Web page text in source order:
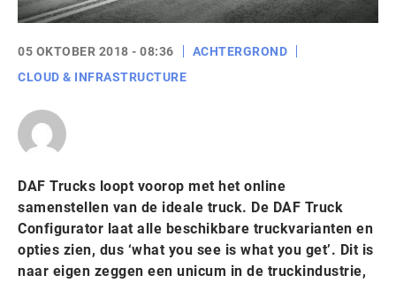
05 OKTOBER 2018 - 08:36
ACHTERGROND
CLOUD & INFRASTRUCTURE
DAF Trucks loopt voorop met het online
samenstellen van de ideale truck. De DAF Truck
Configurator laat alle beschikbare truckvarianten en
opties zien, dus ‘what you see is what you get’. Dit is
naar eigen zeggen een unicum in de truckindustrie,